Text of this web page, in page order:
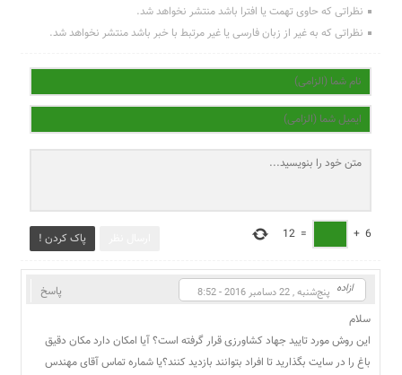
نظراتی که حاوی تهمت یا افترا باشد منتشر نخواهد شد.
نظراتی که به غیر از زبان فارسی یا غیر مرتبط با خبر باشد منتشر نخواهد شد.
پاک کردن ! 6
+
=
12
ازاده پنج‌شنبه , 22 دسامبر 2016 - 8:52
پاسخ
سلام
این روش مورد تایید جهاد کشاورزی قرار گرفته است؟ آیا امکان دارد مکان دقیق
باغ را در سایت بگذارید تا افراد بتوانند بازدید کنند؟یا شماره تماس آقای مهندس